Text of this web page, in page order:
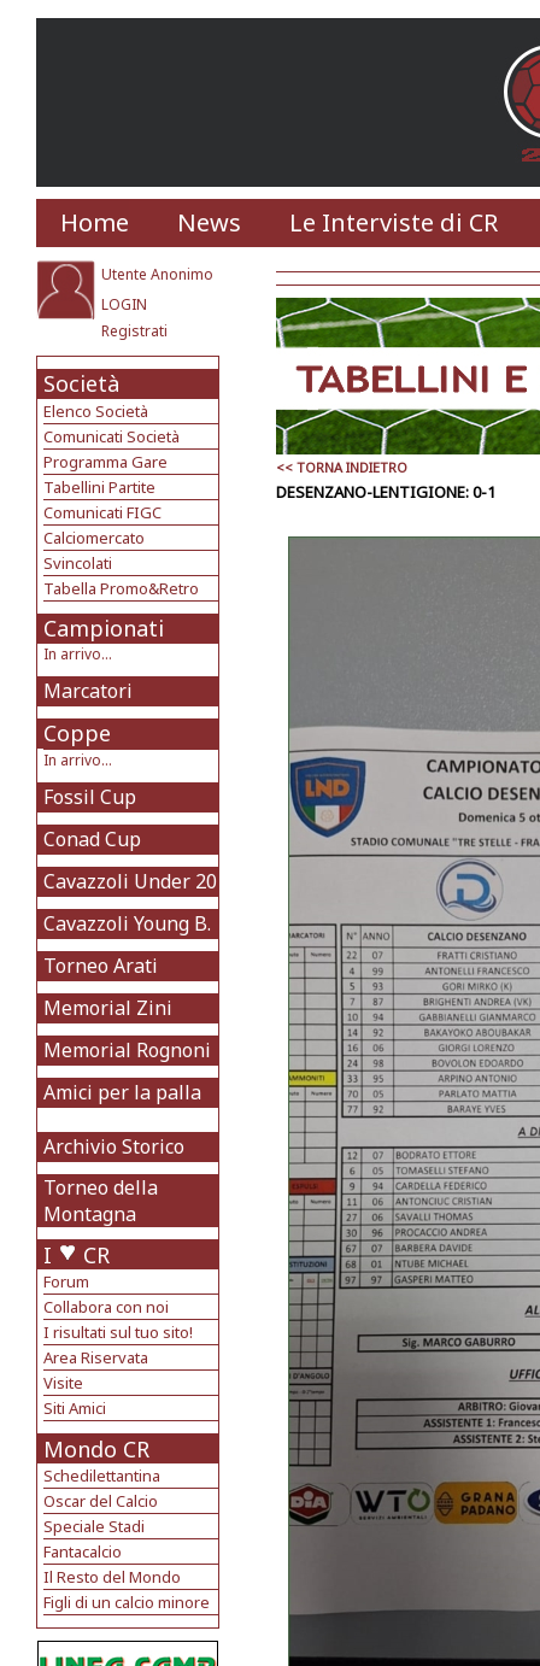
Home News Le Interviste di CR
Utente Anonimo
LOGIN
Registrati
Società
Elenco Società
Comunicati Società
Programma Gare
Tabellini Partite
Comunicati FIGC
Calciomercato
Svincolati
Tabella Promo&Retro
Campionati
In arrivo...
Marcatori
Coppe
In arrivo...
Fossil Cup
Conad Cup
Cavazzoli Under 20
Cavazzoli Young B.
Torneo Arati
Memorial Zini
Memorial Rognoni
Amici per la palla
Archivio Storico
Torneo della
Montagna
I CR
Forum
Collabora con noi
I risultati sul tuo sito!
Area Riservata
Visite
Siti Amici
Mondo CR
Schedilettantina
Oscar del Calcio
Speciale Stadi
Fantacalcio
Il Resto del Mondo
Figli di un calcio minore
<< TORNA INDIETRO
DESENZANO-LENTIGIONE: 0-1